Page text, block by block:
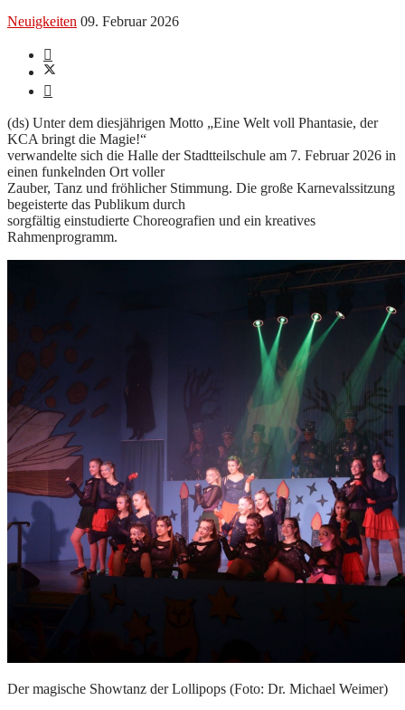
Neuigkeiten 09. Februar 2026
(ds) Unter dem diesjährigen Motto „Eine Welt voll Phantasie, der
KCA bringt die Magie!“
verwandelte sich die Halle der Stadtteilschule am 7. Februar 2026 in
einen funkelnden Ort voller
Zauber, Tanz und fröhlicher Stimmung. Die große Karnevalssitzung
begeisterte das Publikum durch
sorgfältig einstudierte Choreografien und ein kreatives
Rahmenprogramm.
Der magische Showtanz der Lollipops (Foto: Dr. Michael Weimer)